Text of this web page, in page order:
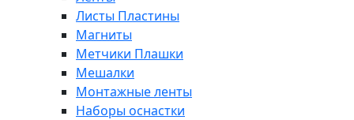
Листы Пластины
Магниты
Метчики Плашки
Мешалки
Монтажные ленты
Наборы оснастки